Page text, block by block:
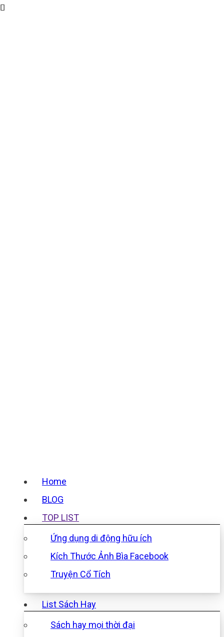
Home
BLOG
TOP LIST
Ứng dụng di động hữu ích
Kích Thước Ảnh Bìa Facebook
Truyện Cổ Tích
List Sách Hay
Sách hay mọi thời đại